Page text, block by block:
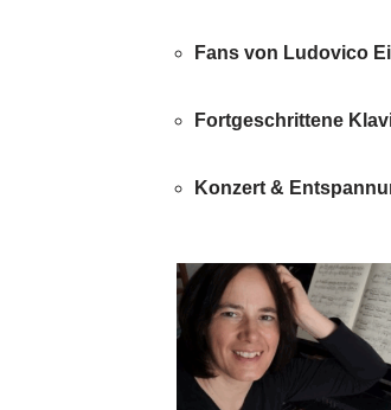
Fans von Ludovico
Fortgeschrittene
Konzert &